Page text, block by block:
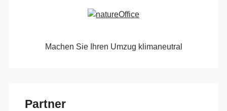
Machen Sie Ihren Umzug klimaneutral
Partner